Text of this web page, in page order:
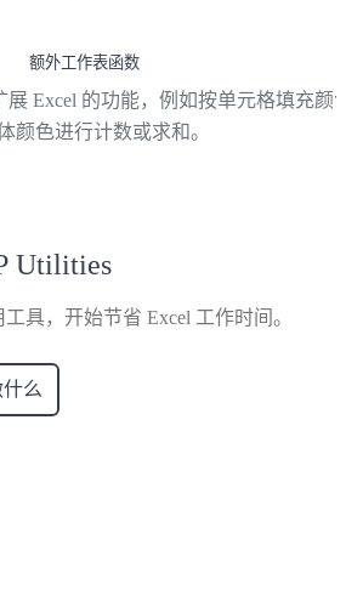
额外工作表函数
Excel 的功能，例如按单元格填充颜
颜色进行计数或求和。
Utilities
具，开始节省 Excel 工作时间。
么